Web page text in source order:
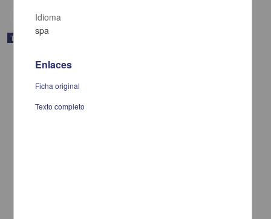
Trabajo de grado
Idioma
spa
Enlaces
Ficha original
Texto completo